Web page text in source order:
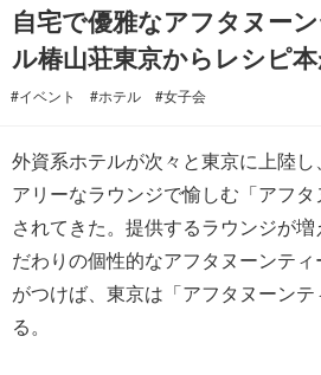
自宅で優雅なアフタヌー
ル椿山荘東京からレシピ
#イベント #ホテル #女子会
外資系ホテルが次々と東京に上陸し
アリーなラウンジで愉しむ「アフ
されてきた。提供するラウンジが
だわりの個性的なアフタヌーンテ
がつけば、東京は「アフタヌーン
る。